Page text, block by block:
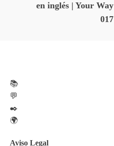
en inglés | Your Way
017
📚
💬
✒️
🌍
Aviso Legal